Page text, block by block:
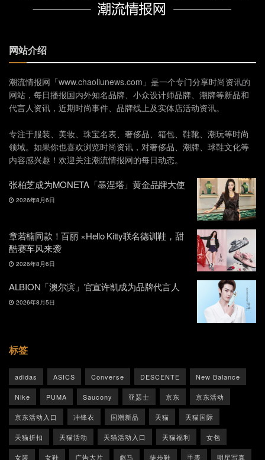
网站介绍
潮流情报网「www.chaoliunews.com」是一个专门分享时尚资讯的
网站，每日播报国内外知名品牌、小众设计师品牌、潮牌等新品和
代言人资讯，近期时尚事件、品牌线上及实体店活动资讯。
专注于服装、美妆、珠宝名表、奢侈品、箱包、鞋靴、潮玩等时尚
领域。如果你也喜欢浏览时尚资讯，对奢侈品、潮牌、球鞋文化等
内容感兴趣！欢迎关注潮流情报网的每日动态。
张柏芝成为MONETA「墨涅塔」黄金品牌大使
2026年8月6日
章若楠同款！百丽 ×Hello Kitty联名德训鞋，甜
酷赛车风来袭
2026年8月6日
ALBION「澳尔滨」官宣许凯成为品牌代言人
2026年8月5日
标签
adidas ASICS Converse DESCENTE New Balance
Nike PUMA Saucony 亚瑟士 京东 京东活动
京东活动入口 冲锋衣 国潮新品 天猫 天猫国际
天猫折扣 天猫活动 天猫活动入口 天猫福利 女包
女装 女鞋 广告大片 彪马 徒步鞋 手表 明星写真